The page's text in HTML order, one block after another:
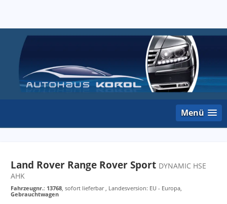
Menü
Land Rover Range Rover Sport DYNAMIC HSE
AHK
Fahrzeugnr.: 13768, sofort lieferbar, Landesversion: EU - Europa,
Gebrauchtwagen